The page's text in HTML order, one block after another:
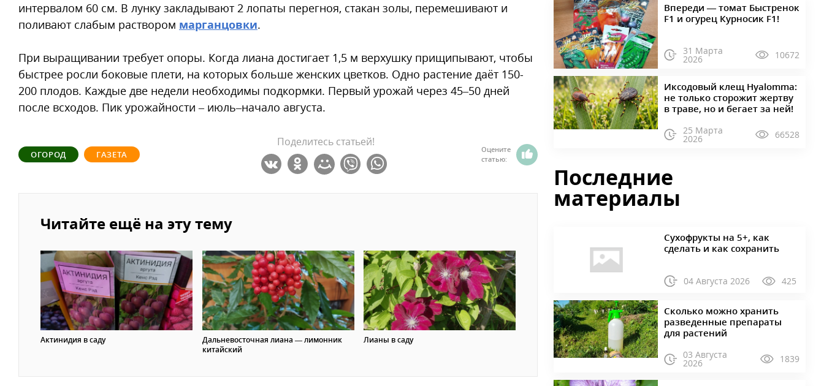
интервалом 60 см. В лунку закладывают 2 лопаты перегноя, стакан золы, перемешивают и
поливают слабым раствором марганцовки.
При выращивании требует опоры. Когда лиана достигает 1,5 м верхушку прищипывают, чтобы
быстрее росли боковые плети, на которых больше женских цветков. Одно растение даёт 150-
200 плодов. Каждые две недели необходимы подкормки. Первый урожай через 45–50 дней
после всходов. Пик урожайности – июль–начало августа.
ОГОРОД ГАЗЕТА
Поделитесь статьей!
Оцените
статью:
Читайте ещё на эту тему
Актинидия в саду
Дальневосточная лиана — лимонник
китайский
Лианы в саду
Впереди — томат Быстренок
F1 и огурец Курносик F1!
31 Марта
2026 10672
Иксодовый клещ Hyalomma:
не только сторожит жертву
в траве, но и бегает за ней!
25 Марта
2026 66528
Последние
материалы
Сухофрукты на 5+, как
сделать и как сохранить
04 Августа 2026 425
Сколько можно хранить
разведенные препараты
для растений
03 Августа
2026 1839